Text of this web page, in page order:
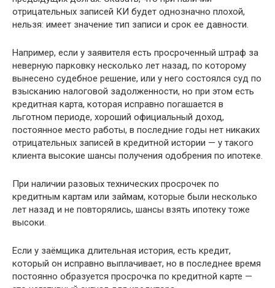
отрицательных записей КИ будет однозначно плохой,
нельзя: имеет значение тип записи и срок ее давности.
Например, если у заявителя есть просроченный штраф за
неверную парковку несколько лет назад, по которому
вынесено судебное решение, или у него состоялся суд по
взысканию налоговой задолженности, но при этом есть
кредитная карта, которая исправно погашается в
льготном периоде, хороший официальный доход,
постоянное место работы, в последние годы нет никаких
отрицательных записей в кредитной истории — у такого
клиента высокие шансы получения одобрения по ипотеке.
При наличии разовых технических просрочек по
кредитным картам или займам, которые были несколько
лет назад и не повторялись, шансы взять ипотеку тоже
высоки.
Если у заёмщика длительная история, есть кредит,
который он исправно выплачивает, но в последнее время
постоянно образуется просрочка по кредитной карте —